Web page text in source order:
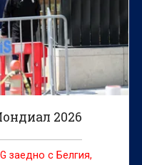
2026
заедно с Белгия,